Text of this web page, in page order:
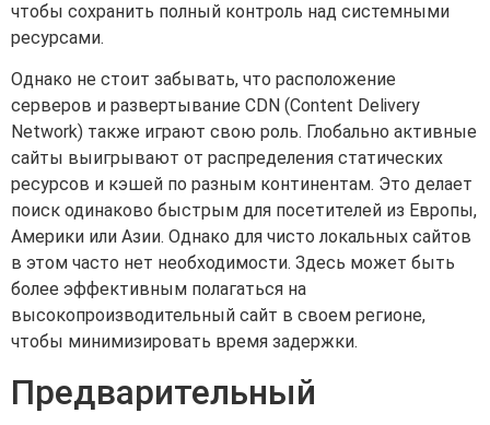
чтобы сохранить полный контроль над системными
ресурсами.
Однако не стоит забывать, что расположение
серверов и развертывание CDN (Content Delivery
Network) также играют свою роль. Глобально активные
сайты выигрывают от распределения статических
ресурсов и кэшей по разным континентам. Это делает
поиск одинаково быстрым для посетителей из Европы,
Америки или Азии. Однако для чисто локальных сайтов
в этом часто нет необходимости. Здесь может быть
более эффективным полагаться на
высокопроизводительный сайт в своем регионе,
чтобы минимизировать время задержки.
Предварительный